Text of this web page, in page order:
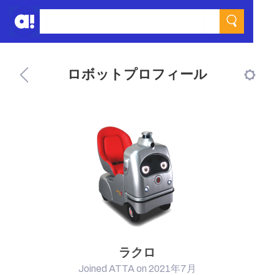
ロボットプロフィール
ラクロ
Joined ATTA on 2021年7月